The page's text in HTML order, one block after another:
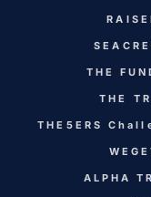
THE
THE
THE5ERS
ALPHA